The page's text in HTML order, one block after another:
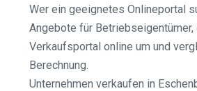
Wer ein geeignetes Onlineportal
Angebote für
Verkaufsportal online um und
Berechnung.
Unternehmen verkaufen in